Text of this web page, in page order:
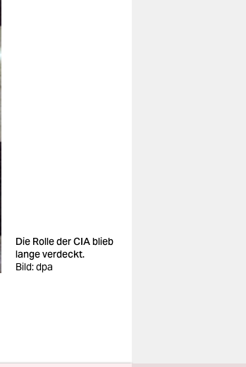
Die Rolle der CIA blieb
lange verdeckt.
Bild: dpa